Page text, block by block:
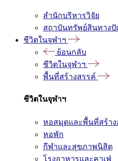
สำนักบริหารวิจัย
สถาบันทรัพย์สินทาง
ชีวิตในจุฬาฯ
ย้อนกลับ
ชีวิตในจุฬาฯ
พื้นที่สร้างสรรค์
ชีวิตในจุฬาฯ
หอสมุดและพื้นที่สร้าง
หอพัก
กีฬาและสุขภาพนิสิต
โรงอาหารและคาเฟ่